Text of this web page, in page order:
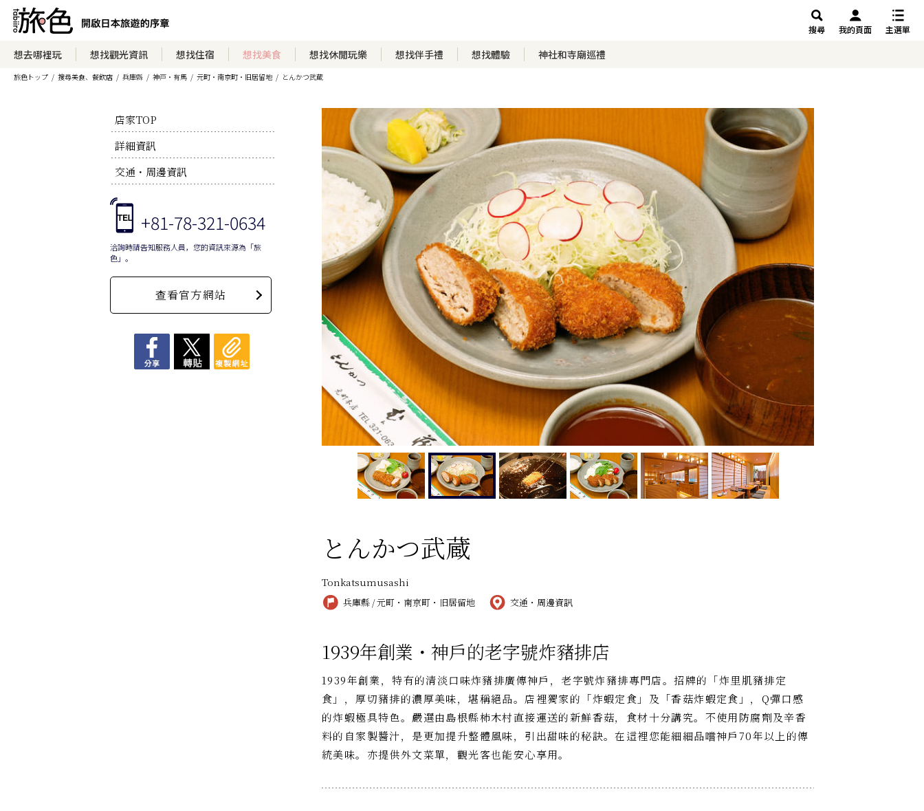
搜尋 我的頁面 主選單
想去哪裡玩 想找觀光資訊 想找住宿 想找美食 想找休閒玩樂 想找伴手禮 想找體驗 神社和寺廟巡禮
旅色トップ 搜尋美食、餐飲店 兵庫縣 神戸・有馬 元町・南京町・旧居留地 とんかつ武蔵
店家TOP
詳細資訊
交通・周邊資訊
+81-78-321-0634
洽詢時請告知服務人員，您的資訊來源為「旅
色」。
查看官方網站
とんかつ武蔵
Tonkatsumusashi
兵庫縣 / 元町・南京町・旧居留地 交通・周邊資訊
1939年創業・神戶的老字號炸豬排店
1939年創業，特有的清淡口味炸豬排廣傳神戶，老字號炸豬排專門店。招牌的「炸里肌豬排定
食」，厚切豬排的濃厚美味，堪稱絕品。店裡獨家的「炸蝦定食」及「香菇炸蝦定食」，Q彈口感
的炸蝦極具特色。嚴選由島根縣柿木村直接運送的新鮮香菇，食材十分講究。不使用防腐劑及辛香
料的自家製醬汁，是更加提升整體風味，引出甜味的秘訣。在這裡您能細細品嚐神戶70年以上的傳
統美味。亦提供外文菜單，觀光客也能安心享用。